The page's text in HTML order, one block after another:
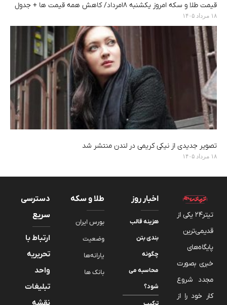
قیمت طلا و سکه امروز یکشنبه ۱۸مرداد/ کاهش همه قیمت ها + جدول
۱۸ مرداد ۱۴۰۵
تصویر جدیدی از نیکی کریمی در لندن منتشر شد
۱۸ مرداد ۱۴۰۵
تیتر24 یکی از
قدیمی‌ترین
پایگاه‌های
خبری بصورت
مجدد شروع
کار خود را از
اخبار روز
هزینه قالب
بندی بتن
چگونه
محاسبه می
شود؟
طلا و سکه
بورس ایران
وضعیت
یارانه‌ها
بانک ها
دسترسی
سریع
ارتباط با
تحریریه
واحد
تبلیغات